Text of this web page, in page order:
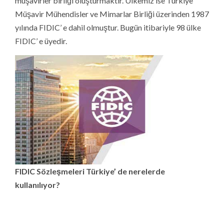
Müşavir Mühendisler ve Mimarlar Birliği üzerinden 1987
yılında FIDIC’ e dahil olmuştur. Bugün itibariyle 98 ülke
FIDIC’ e üyedir.
FIDIC Sözleşmeleri Türkiye’ de nerelerde
kullanılıyor?